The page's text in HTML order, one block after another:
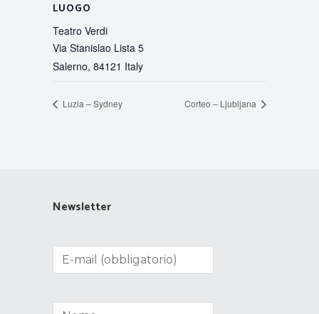
LUOGO
Teatro Verdi
Via Stanislao Lista 5
Salerno, 84121 Italy
Luzia – Sydney Corteo – Ljubljana
Newsletter